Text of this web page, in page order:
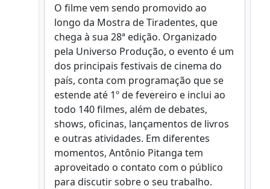
O filme vem sendo promovido ao
longo da Mostra de Tiradentes, que
chega à sua 28ª edição. Organizado
pela Universo Produção, o evento é um
dos principais festivais de cinema do
país, conta com programação que se
estende até 1º de fevereiro e inclui ao
todo 140 filmes, além de debates,
shows, oficinas, lançamentos de livros
e outras atividades. Em diferentes
momentos, Antônio Pitanga tem
aproveitado o contato com o público
para discutir sobre o seu trabalho.